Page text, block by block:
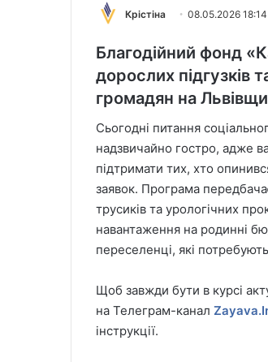
Крістіна 08.05.2026 18:14
Благодійний фонд
дорослих підгузків
громадян на
Сьогодні питання
надзвичайно гостро, адже
підтримати тих, хто
заявок. Програма
трусиків та урологічних
навантаження на родинні
переселенці, які
Щоб завжди бути в курсі
на Телеграм-канал
інструкції.